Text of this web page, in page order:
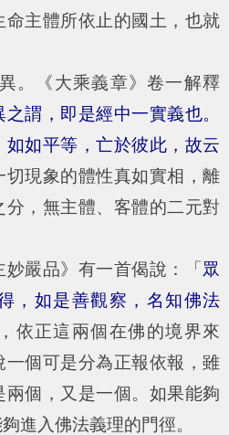
命主體所依止的國土，也就
《大乘義章》卷一解釋
謂，即是經中一實義也。
如平等，亡於彼此，故云
切現象的體性真如實相，離
，無主體、客體的二元對
嚴品》有一首偈說：「 眾
，如是善觀察，名知佛法
依正這兩個在佛的境界來
個可是分為正報依報，雖
個，又是一個。如果能夠
進入佛法義理的門徑。